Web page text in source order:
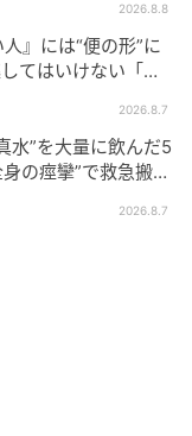
して考えられな
れば、内科の担
みてください。
2026.8.8
』には“便の形”に
てはいけない「危
2026.8.7
水”を大量に飲んだ5
の痙攣”で救急搬送
2026.8.7